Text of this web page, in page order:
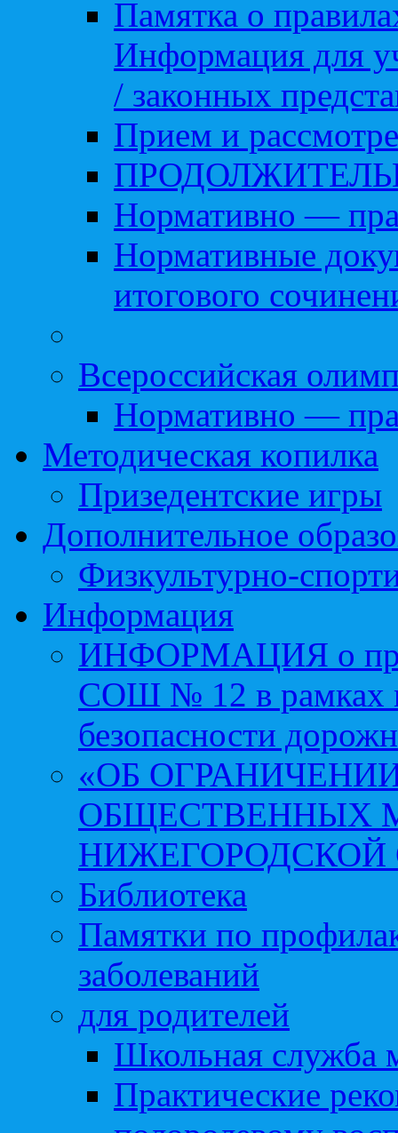
Памятка о
Информация для
/ законных
Прием и
Нормативно —
Нормативные
итогового
Всероссийская
Нормативно —
Методическая копилка
Призедентские игры
Дополнительное
Физкультурно-
Информация
ИНФОРМАЦИЯ о
СОШ № 12 в рамках
безопасности
«ОБ
ОБЩЕСТВЕННЫХ
НИЖЕГОРОДСКОЙ
Библиотека
Памятки по
заболеваний
для родителей
Школьная служба
Практические